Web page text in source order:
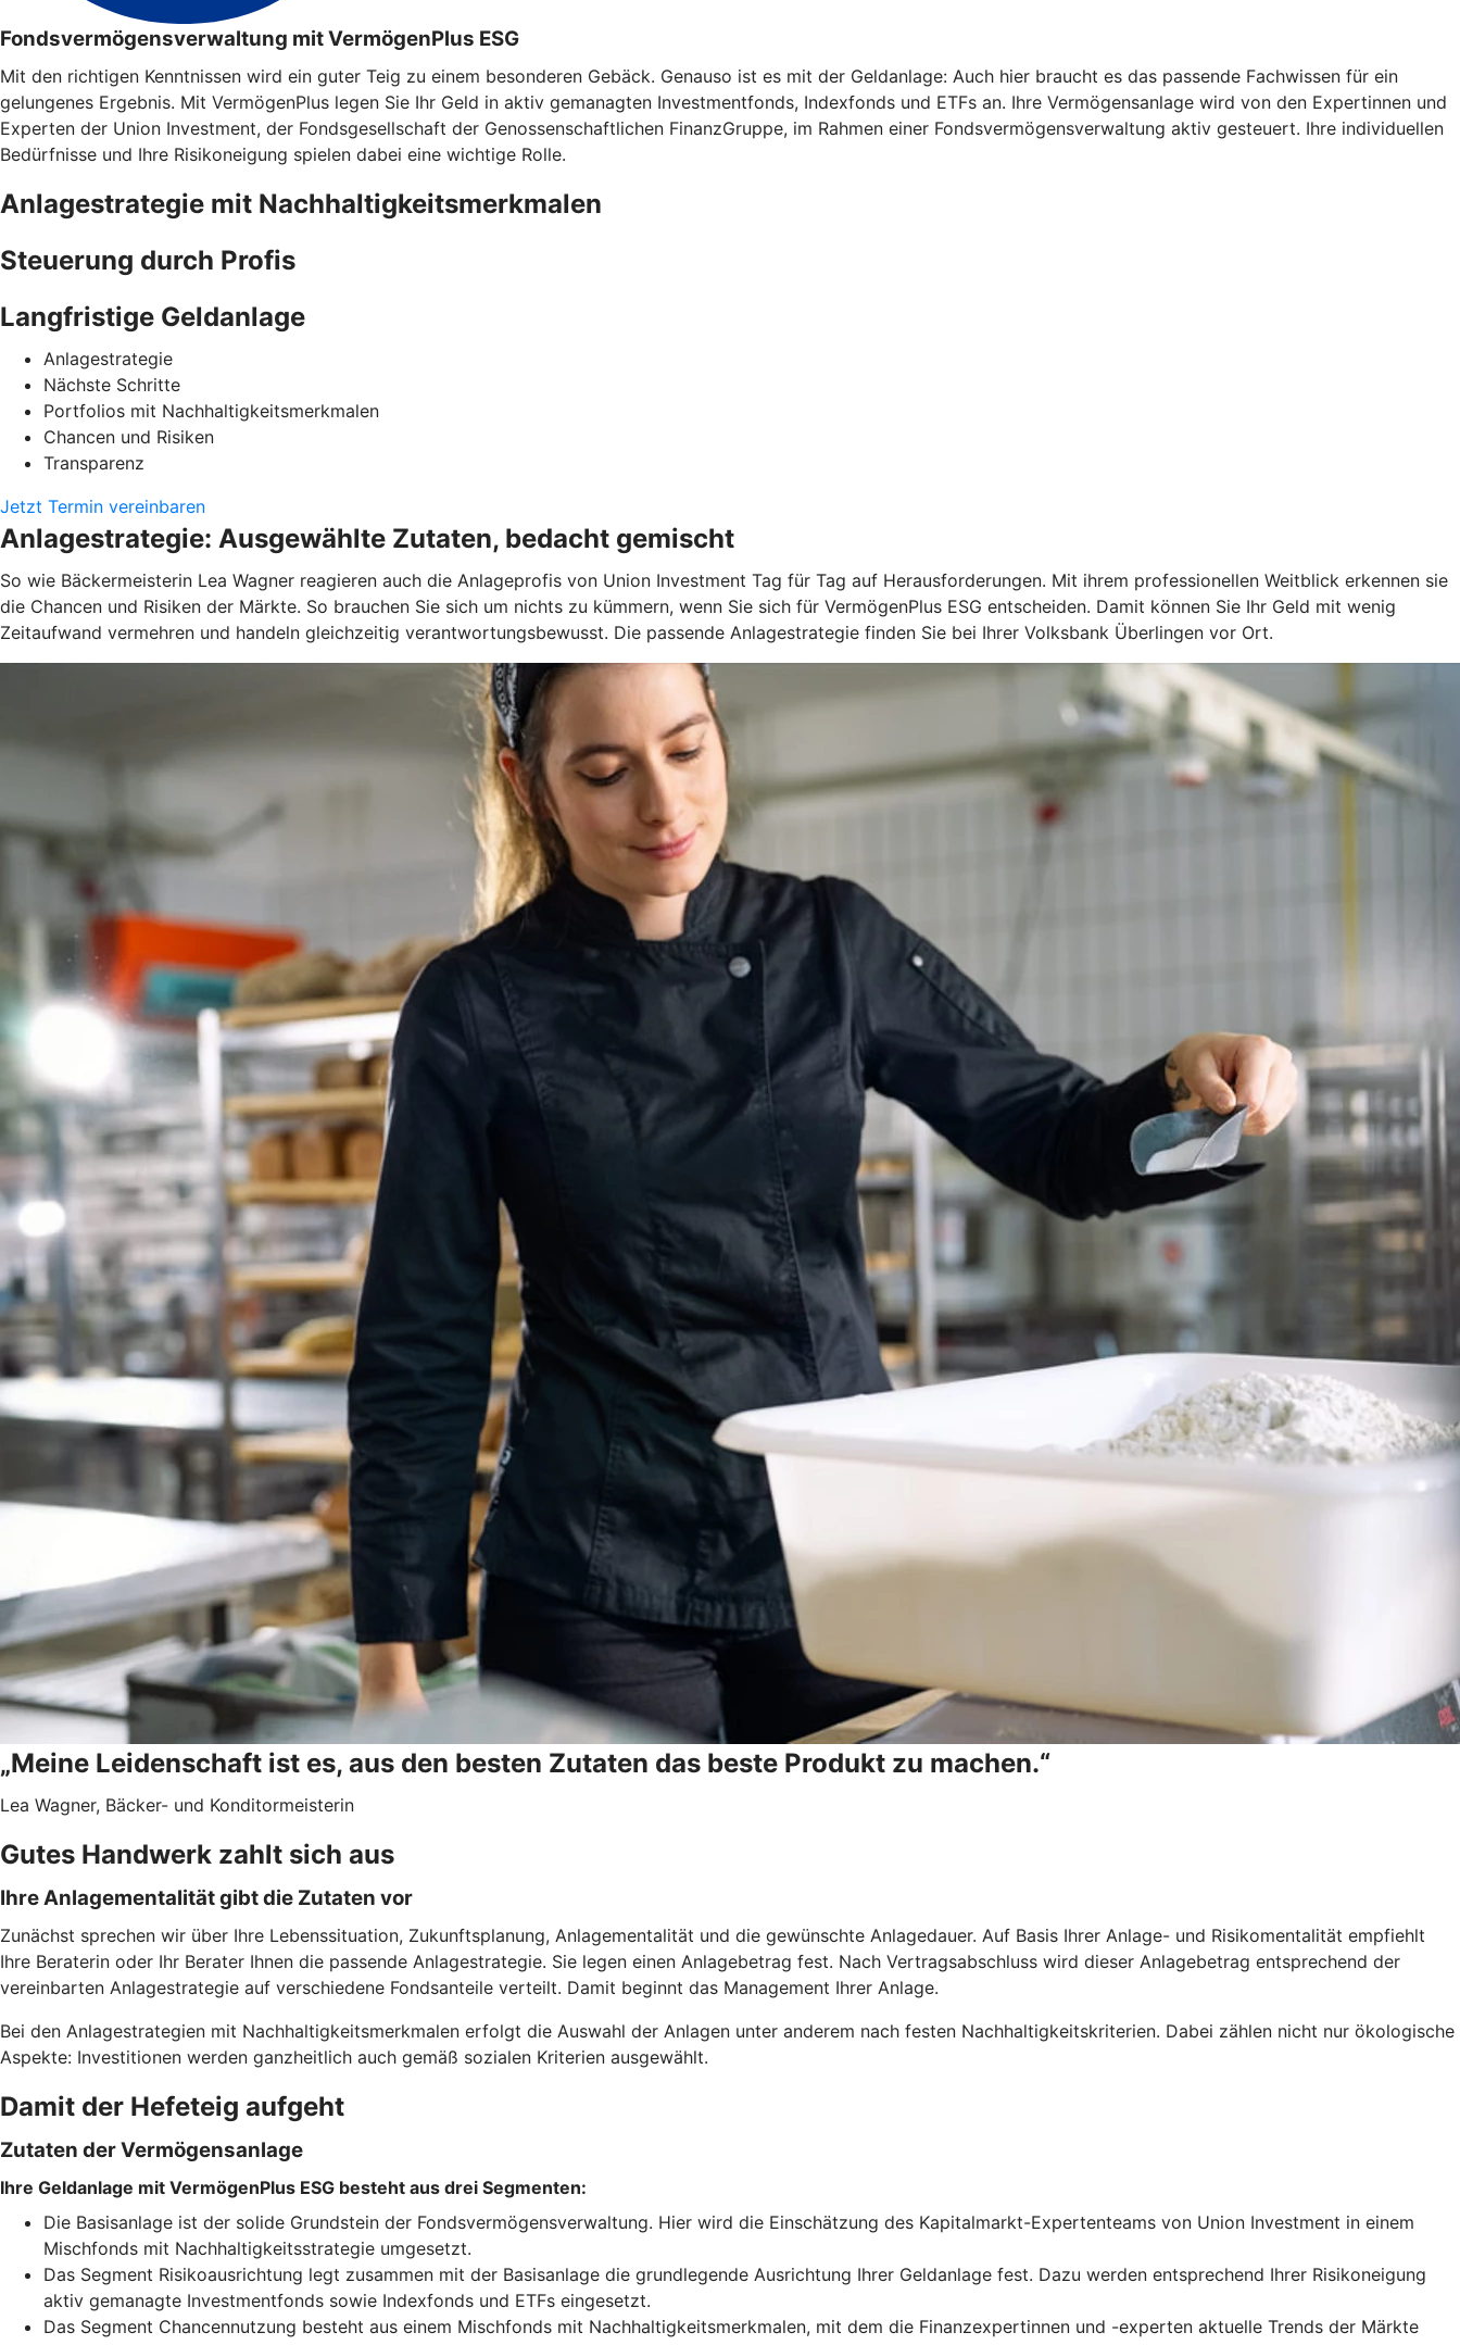
Fondsvermögensverwaltung mit VermögenPlus ESG
Mit den richtigen Kenntnissen wird ein guter Teig zu einem besonderen Gebäck. Genauso ist es mit der Geldanlage: Auch hier braucht es das passende Fachwissen für ein
gelungenes Ergebnis. Mit VermögenPlus legen Sie Ihr Geld in aktiv gemanagten Investmentfonds, Indexfonds und ETFs an. Ihre Vermögensanlage wird von den Expertinnen und
Experten der Union Investment, der Fondsgesellschaft der Genossenschaftlichen FinanzGruppe, im Rahmen einer Fondsvermögensverwaltung aktiv gesteuert. Ihre individuellen
Bedürfnisse und Ihre Risikoneigung spielen dabei eine wichtige Rolle.
Anlagestrategie mit Nachhaltigkeitsmerkmalen
Steuerung durch Profis
Langfristige Geldanlage
Anlagestrategie
Nächste Schritte
Portfolios mit Nachhaltigkeitsmerkmalen
Chancen und Risiken
Transparenz
Jetzt Termin vereinbaren
Anlagestrategie: Ausgewählte Zutaten, bedacht gemischt
So wie Bäckermeisterin Lea Wagner reagieren auch die Anlageprofis von Union Investment Tag für Tag auf Herausforderungen. Mit ihrem professionellen Weitblick erkennen sie
die Chancen und Risiken der Märkte. So brauchen Sie sich um nichts zu kümmern, wenn Sie sich für VermögenPlus ESG entscheiden. Damit können Sie Ihr Geld mit wenig
Zeitaufwand vermehren und handeln gleichzeitig verantwortungsbewusst. Die passende Anlagestrategie finden Sie bei Ihrer Volksbank Überlingen vor Ort.
„Meine Leidenschaft ist es, aus den besten Zutaten das beste Produkt zu machen.“
Lea Wagner, Bäcker- und Konditormeisterin
Gutes Handwerk zahlt sich aus
Ihre Anlagementalität gibt die Zutaten vor
Zunächst sprechen wir über Ihre Lebenssituation, Zukunftsplanung, Anlagementalität und die gewünschte Anlagedauer. Auf Basis Ihrer Anlage- und Risikomentalität empfiehlt
Ihre Beraterin oder Ihr Berater Ihnen die passende Anlagestrategie. Sie legen einen Anlagebetrag fest. Nach Vertragsabschluss wird dieser Anlagebetrag entsprechend der
vereinbarten Anlagestrategie auf verschiedene Fondsanteile verteilt. Damit beginnt das Management Ihrer Anlage.
Bei den Anlagestrategien mit Nachhaltigkeitsmerkmalen erfolgt die Auswahl der Anlagen unter anderem nach festen Nachhaltigkeitskriterien. Dabei zählen nicht nur ökologische
Aspekte: Investitionen werden ganzheitlich auch gemäß sozialen Kriterien ausgewählt.
Damit der Hefeteig aufgeht
Zutaten der Vermögensanlage
Ihre Geldanlage mit VermögenPlus ESG besteht aus drei Segmenten:
Die Basisanlage ist der solide Grundstein der Fondsvermögensverwaltung. Hier wird die Einschätzung des Kapitalmarkt-Expertenteams von Union Investment in einem
Mischfonds mit Nachhaltigkeitsstrategie umgesetzt.
Das Segment Risikoausrichtung legt zusammen mit der Basisanlage die grundlegende Ausrichtung Ihrer Geldanlage fest. Dazu werden entsprechend Ihrer Risikoneigung
aktiv gemanagte Investmentfonds sowie Indexfonds und ETFs eingesetzt.
Das Segment Chancennutzung besteht aus einem Mischfonds mit Nachhaltigkeitsmerkmalen, mit dem die Finanzexpertinnen und -experten aktuelle Trends der Märkte